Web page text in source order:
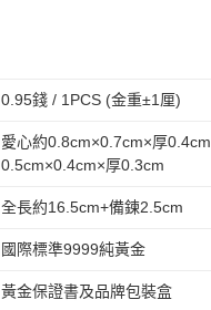
0.95錢 / 1PCS (金重±1厘)
愛心約0.8cm×0.7cm×厚0.4cm
0.5cm×0.4cm×厚0.3cm
全長約16.5cm+備鍊2.5cm
國際標準9999純黃金
黃金保證書及品牌包裝盒